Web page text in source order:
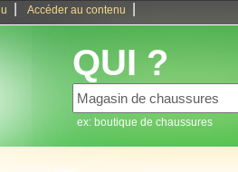
Accéder au contenu
QUI ?
ex: boutique de chaussures